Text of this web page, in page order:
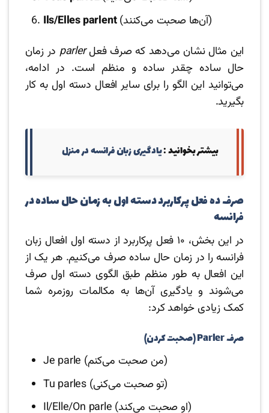
Ils/Elles parlent
(آن‌ها صحبت می‌کنند)
این مثال نشان می‌دهد که صرف فعلparler در زمان
حال ساده چقدر ساده و منظم است. در ادامه،
می‌توانید این الگو را برای سایر افعال دسته اول به کار
بگیرید.
بیشتر بخوانید :‌یادگیری زبان فرانسه در منزل
صرف ده فعل پرکاربرد دسته اول به زمان حال ساده در
فرانسه
در این بخش، ۱۰ فعل پرکاربرد از دسته اول افعال زبان
فرانسه را در زمان حال ساده صرف می‌کنیم. هر یک از
این افعال به طور منظم طبق الگوی دسته اول صرف
می‌شوند و یادگیری آن‌ها به مکالمات روزمره شما
کمک زیادی خواهد کرد:
صرف Parler (صحبت کردن)
Je parle (من صحبت می‌کنم)
Tu parles (تو صحبت می‌کنی)
Il/Elle/On parle (او صحبت می‌کند)